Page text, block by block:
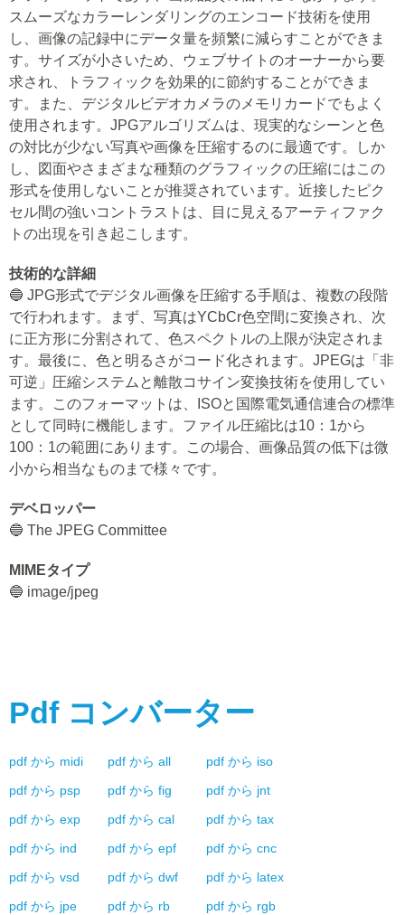
スムーズなカラーレンダリングのエンコード技術を使用
し、画像の記録中にデータ量を頻繁に減らすことができま
す。サイズが小さいため、ウェブサイトのオーナーから要
求され、トラフィックを効果的に節約することができま
す。また、デジタルビデオカメラのメモリカードでもよく
使用されます。JPGアルゴリズムは、現実的なシーンと色
の対比が少ない写真や画像を圧縮するのに最適です。しか
し、図面やさまざまな種類のグラフィックの圧縮にはこの
形式を使用しないことが推奨されています。近接したピク
セル間の強いコントラストは、目に見えるアーティファク
トの出現を引き起こします。
技術的な詳細
🔵 JPG形式でデジタル画像を圧縮する手順は、複数の段階
で行われます。まず、写真はYCbCr色空間に変換され、次
に正方形に分割されて、色スペクトルの上限が決定されま
す。最後に、色と明るさがコード化されます。JPEGは「非
可逆」圧縮システムと離散コサイン変換技術を使用してい
ます。このフォーマットは、ISOと国際電気通信連合の標準
として同時に機能します。ファイル圧縮比は10：1から
100：1の範囲にあります。この場合、画像品質の低下は微
小から相当なものまで様々です。
デベロッパー
🔵 The JPEG Committee
MIMEタイプ
🔵 image/jpeg
Pdf コンバーター
pdf から midi pdf から all pdf から iso
pdf から psp pdf から fig pdf から jnt
pdf から exp pdf から cal pdf から tax
pdf から ind pdf から epf pdf から cnc
pdf から vsd pdf から dwf pdf から latex
pdf から jpe pdf から rb pdf から rgb